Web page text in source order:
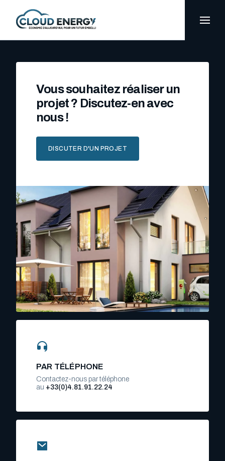
LinkedIn
Navigation
Previous:Facebook
Vous souhaitez réaliser un
projet ? Discutez-en avec
nous !
DISCUTER D'UN PROJET
PAR TÉLÉPHONE
Contactez-nous par téléphone
au +33(0)4.81.91.22.24